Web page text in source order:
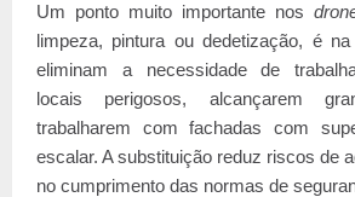
Um ponto muito importante nos
limpeza, pintura ou dedetização, é
eliminam a necessidade de
locais perigosos, alcançarem
trabalharem com fachadas com
escalar. A substituição reduz riscos de
no cumprimento das normas de